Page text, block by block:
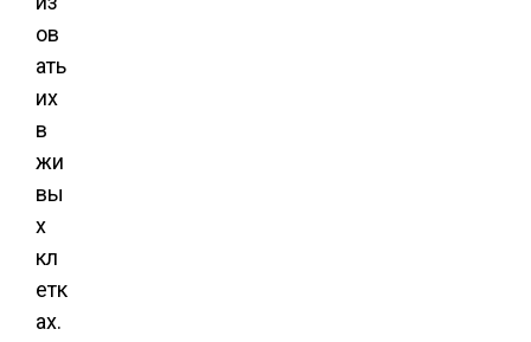
ов
ать
их
в
жи
вы
х
кл
етк
ах.